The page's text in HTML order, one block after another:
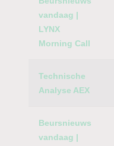
vandaag |
LYNX
Morning Call
Technische
Analyse AEX
Beursnieuws
vandaag |